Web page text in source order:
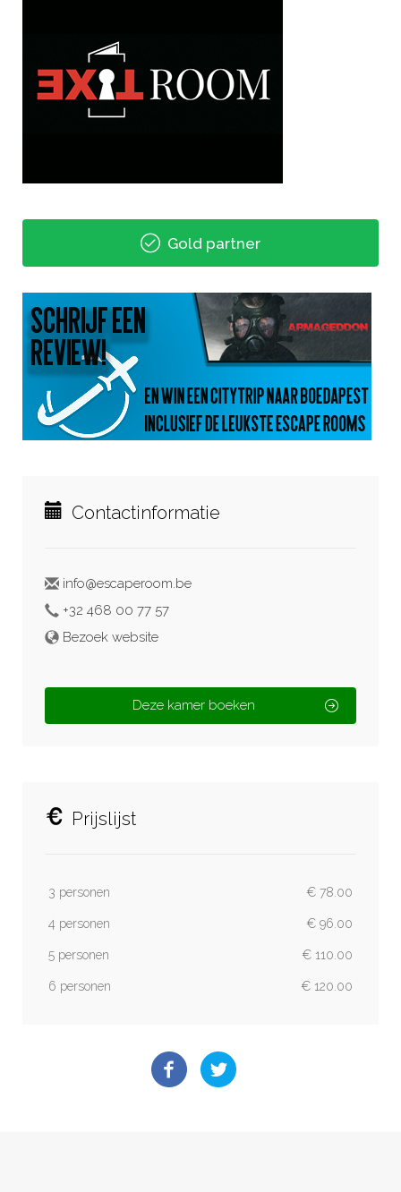
Gold partner
Contactinformatie
info@escaperoom.be
+32 468 00 77 57
Bezoek website
Deze kamer boeken
Prijslijst
3 personen € 78.00
4 personen € 96.00
5 personen € 110.00
6 personen € 120.00